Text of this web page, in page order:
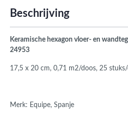
Beschrijving
Keramische hexagon vloer- en
24953
17,5 x 20 cm, 0,71 m2/doos, 25
Merk: Equipe, Spanje